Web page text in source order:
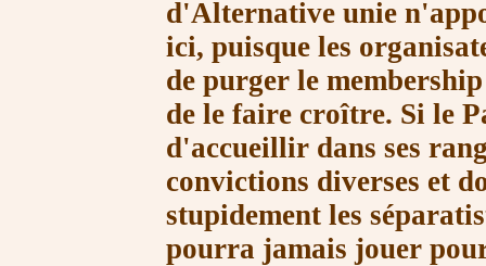
d'Alternative unie
ici, puisque les
de purger le
de le faire croître. Si le
d'accueillir dans ses
convictions diverses et
stupidement les
pourra jamais jouer